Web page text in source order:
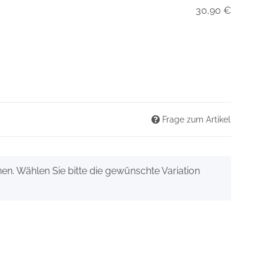
30,90 €
Frage zum Artikel
Wählen Sie bitte die gewünschte Variation